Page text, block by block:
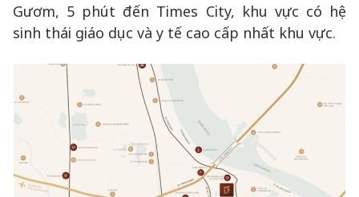
Gươm, 5 phút đến Times City, khu vực có hệ
sinh thái giáo dục và y tế cao cấp nhất khu vực.